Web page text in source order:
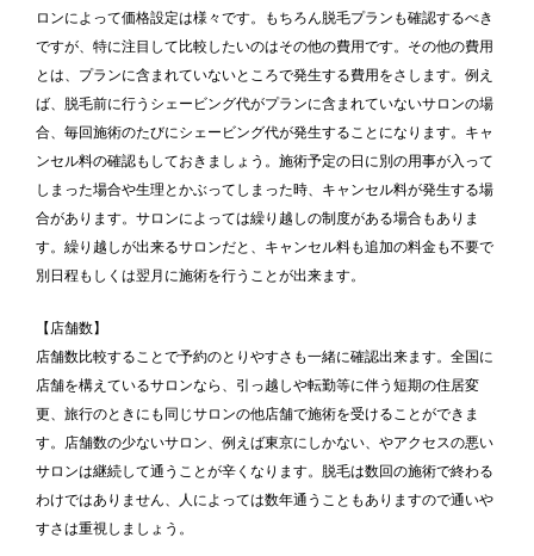
ロンによって価格設定は様々です。もちろん脱毛プランも確認するべき
ですが、特に注目して比較したいのはその他の費用です。その他の費用
とは、プランに含まれていないところで発生する費用をさします。例え
ば、脱毛前に行うシェービング代がプランに含まれていないサロンの場
合、毎回施術のたびにシェービング代が発生することになります。キャ
ンセル料の確認もしておきましょう。施術予定の日に別の用事が入って
しまった場合や生理とかぶってしまった時、キャンセル料が発生する場
合があります。サロンによっては繰り越しの制度がある場合もありま
す。繰り越しが出来るサロンだと、キャンセル料も追加の料金も不要で
別日程もしくは翌月に施術を行うことが出来ます。
【店舗数】
店舗数比較することで予約のとりやすさも一緒に確認出来ます。全国に
店舗を構えているサロンなら、引っ越しや転勤等に伴う短期の住居変
更、旅行のときにも同じサロンの他店舗で施術を受けることができま
す。店舗数の少ないサロン、例えば東京にしかない、やアクセスの悪い
サロンは継続して通うことが辛くなります。脱毛は数回の施術で終わる
わけではありません、人によっては数年通うこともありますので通いや
すさは重視しましょう。